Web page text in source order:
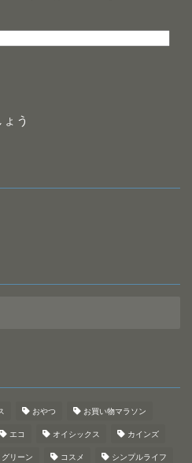
う
おやつ お買い物マラソン
エコ オイシックス カインズ
グリーン コスメ シンプルライフ